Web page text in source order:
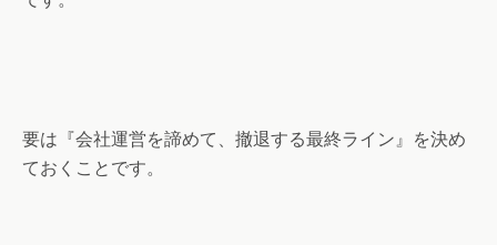
要は『会社運営を諦めて、撤退する最終ライン』を決め
ておくことです。